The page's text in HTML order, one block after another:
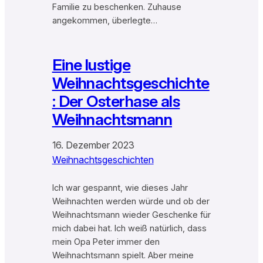
Familie zu beschenken. Zuhause
angekommen, überlegte…
Eine lustige
Weihnachtsgeschichte
: Der Osterhase als
Weihnachtsmann
16. Dezember 2023
Weihnachtsgeschichten
Ich war gespannt, wie dieses Jahr
Weihnachten werden würde und ob der
Weihnachtsmann wieder Geschenke für
mich dabei hat. Ich weiß natürlich, dass
mein Opa Peter immer den
Weihnachtsmann spielt. Aber meine